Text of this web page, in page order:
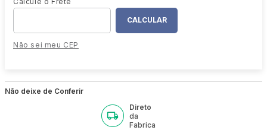
Não sei meu CEP
Não deixe de Conferir
Direto
da
Fabrica